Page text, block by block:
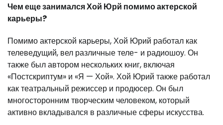
Чем еще занимался Хой Юрй помимо актерской
карьеры?
Помимо актерской карьеры, Хой Юрий работал как
телеведущий, вел различные теле- и радиошоу. Он
также был автором нескольких книг, включая
«Постскриптум» и «Я — Хой». Хой Юрий также работал
как театральный режиссер и продюсер. Он был
многосторонним творческим человеком, который
активно вкладывался в различные сферы искусства.